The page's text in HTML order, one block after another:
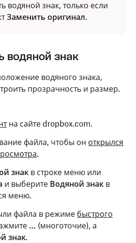
водяной знак, только если
Заменить оригинал.
водяной знак
водяного знака,
прозрачность и размер.
на сайте dropbox.com.
файла, чтобы он открылся
.
знак в строке меню или
и выберите Водяной знак в
меню.
файла в режиме быстрого
… (многоточие), а
знак.